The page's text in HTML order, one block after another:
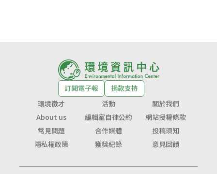
訂閱電子報
捐款支持
環境徵才
活動
關於我們
About us
編輯室自律公約
網站授權條款
常見問題
合作媒體
投稿須知
隱私權政策
獲獎紀錄 意見回饋